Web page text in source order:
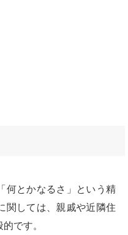
何とかなるさ」という精
関しては、親戚や近隣住
です。